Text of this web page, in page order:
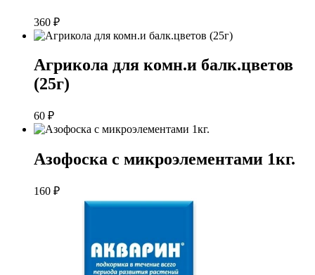
360 ₽
Агрикола для комн.и балк.цветов
(25г)
60 ₽
Азофоска с микроэлементами 1кг.
160 ₽